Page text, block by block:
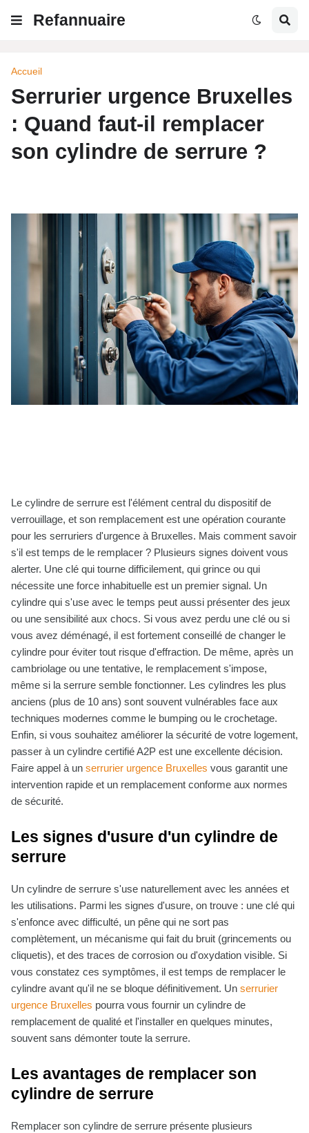
Refannuaire
Accueil
Serrurier urgence Bruxelles
: Quand faut-il remplacer
son cylindre de serrure ?
Le cylindre de serrure est l'élément central du dispositif de
verrouillage, et son remplacement est une opération courante
pour les serruriers d'urgence à Bruxelles. Mais comment savoir
s'il est temps de le remplacer ? Plusieurs signes doivent vous
alerter. Une clé qui tourne difficilement, qui grince ou qui
nécessite une force inhabituelle est un premier signal. Un
cylindre qui s'use avec le temps peut aussi présenter des jeux
ou une sensibilité aux chocs. Si vous avez perdu une clé ou si
vous avez déménagé, il est fortement conseillé de changer le
cylindre pour éviter tout risque d'effraction. De même, après un
cambriolage ou une tentative, le remplacement s'impose,
même si la serrure semble fonctionner. Les cylindres les plus
anciens (plus de 10 ans) sont souvent vulnérables face aux
techniques modernes comme le bumping ou le crochetage.
Enfin, si vous souhaitez améliorer la sécurité de votre logement,
passer à un cylindre certifié A2P est une excellente décision.
Faire appel à un serrurier urgence Bruxelles vous garantit une
intervention rapide et un remplacement conforme aux normes
de sécurité.
Les signes d'usure d'un cylindre de
serrure
Un cylindre de serrure s'use naturellement avec les années et
les utilisations. Parmi les signes d'usure, on trouve : une clé qui
s'enfonce avec difficulté, un pêne qui ne sort pas
complètement, un mécanisme qui fait du bruit (grincements ou
cliquetis), et des traces de corrosion ou d'oxydation visible. Si
vous constatez ces symptômes, il est temps de remplacer le
cylindre avant qu'il ne se bloque définitivement. Un serrurier
urgence Bruxelles pourra vous fournir un cylindre de
remplacement de qualité et l'installer en quelques minutes,
souvent sans démonter toute la serrure.
Les avantages de remplacer son
cylindre de serrure
Remplacer son cylindre de serrure présente plusieurs